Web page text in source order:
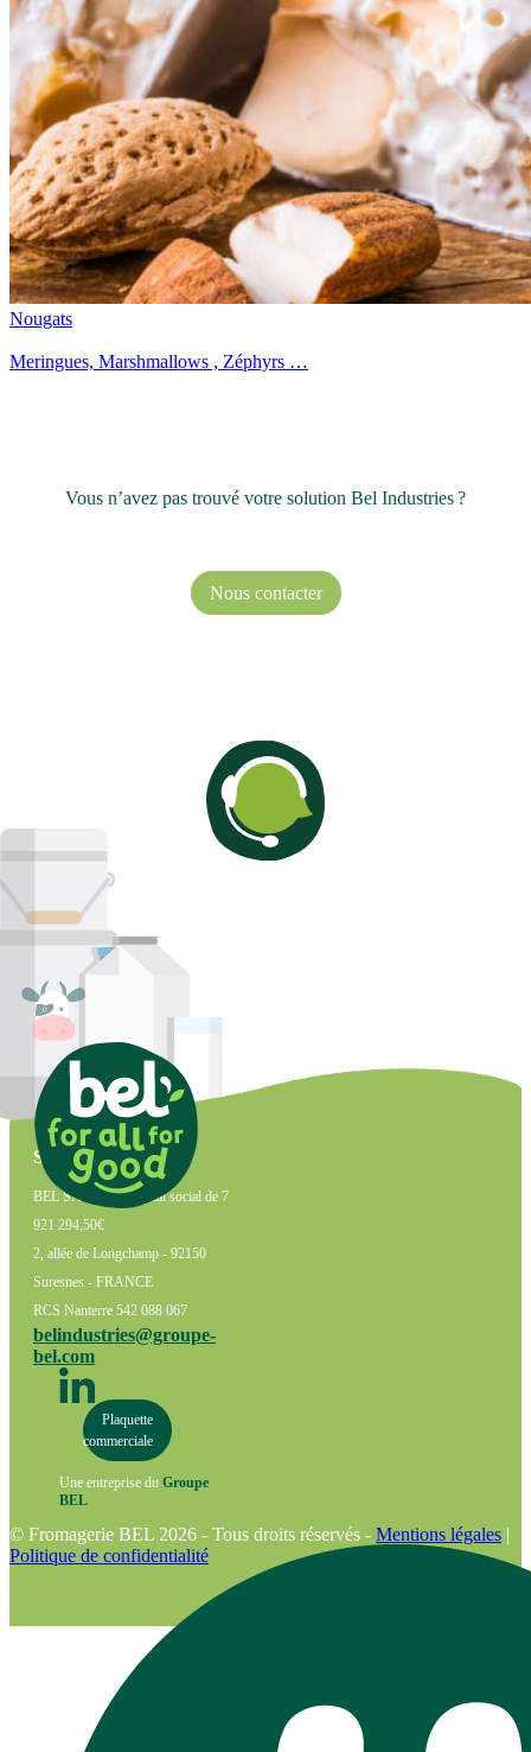
Nougats
Meringues, Marshmallows , Zéphyrs …
Vous n’avez pas trouvé votre solution Bel Industries ?
Nous contacter
Siège Social
BEL SA avec un capital social de 7
921 294,50€
2, allée de Longchamp - 92150
Suresnes - FRANCE
RCS Nanterre 542 088 067
belindustries@groupe-
bel.com
Plaquette
commerciale
Une entreprise du Groupe
BEL
© Fromagerie BEL 2026 - Tous droits réservés - Mentions légales |
Politique de confidentialité